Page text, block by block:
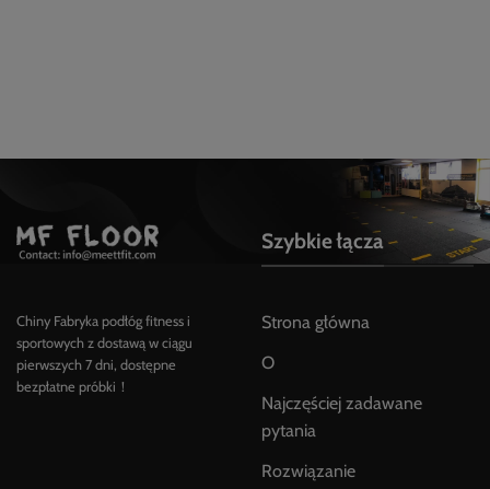
Chiny Fabryka podłóg fitness i
sportowych z dostawą w ciągu
pierwszych 7 dni, dostępne
bezpłatne próbki！
Szybkie łącza
Strona główna
O
Najczęściej zadawane
pytania
Rozwiązanie